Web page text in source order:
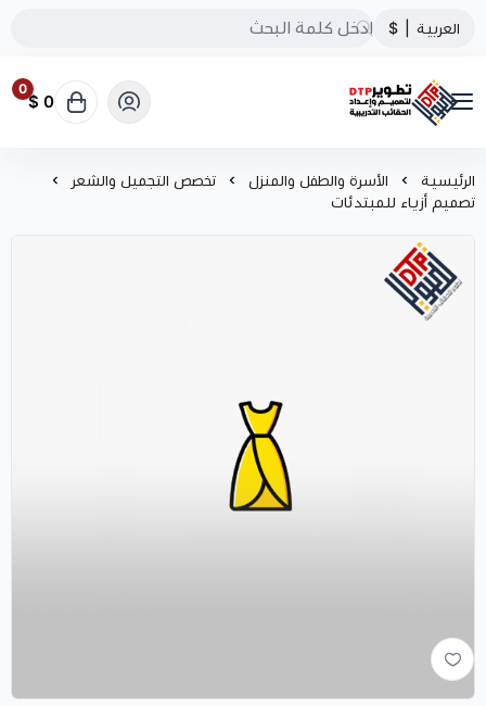
العربية $
تطوير الحقائب التدريبية
0
0 $
الرئيسية الأسرة والطفل والمنزل
تخصص التجميل والشعر
تصميم أزياء للمبتدئات